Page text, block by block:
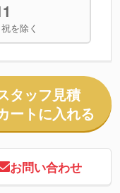
を除く
タッフ見積
ートに入れる
お問い合わせ